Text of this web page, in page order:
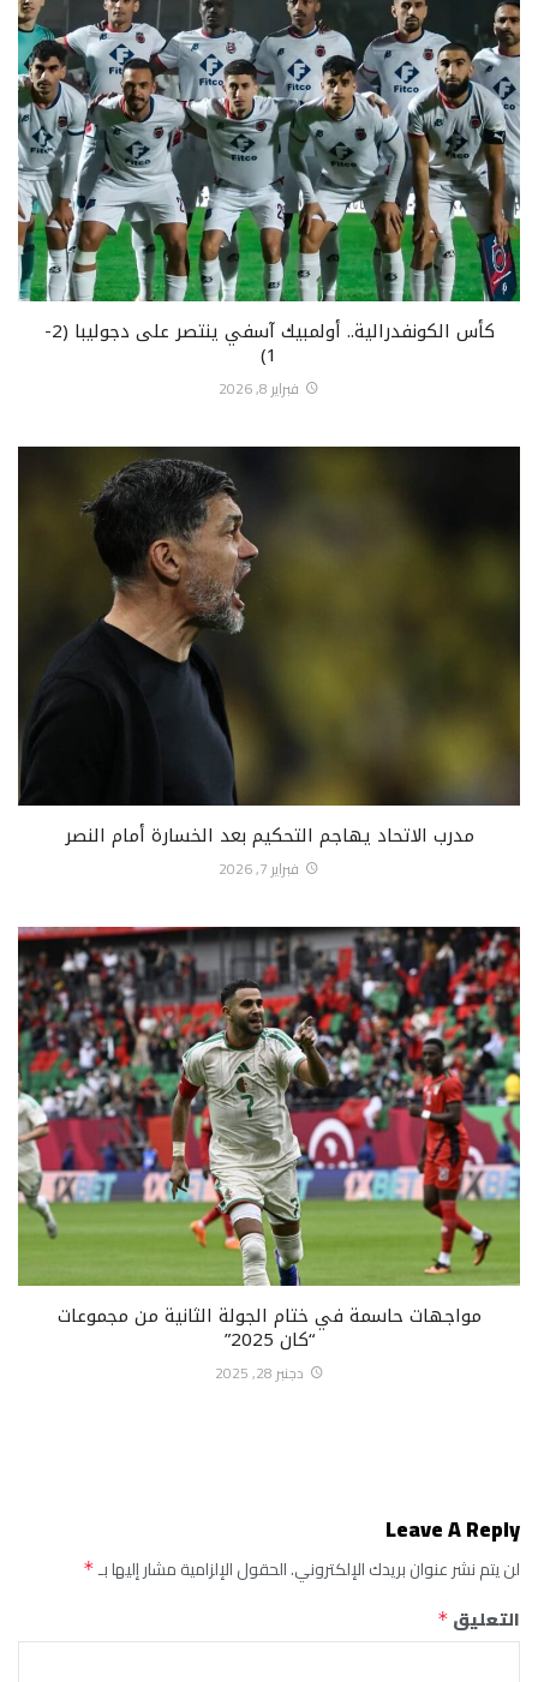
كأس الكونفدرالية.. أولمبيك آسفي ينتصر على دجوليبا (2-
1)
فبراير 8, 2026
مدرب الاتحاد يهاجم التحكيم بعد الخسارة أمام النصر
فبراير 7, 2026
مواجهات حاسمة في ختام الجولة الثانية من مجموعات
“كان 2025”
دجنبر 28, 2025
Leave A Reply
لن يتم نشر عنوان بريدك الإلكتروني.الحقول الإلزامية مشار إليها بـ*
التعليق *